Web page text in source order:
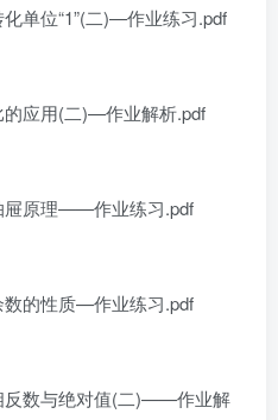
位“1”(二)—作业练习.pdf
应用(二)—作业解析.pdf
原理——作业练习.pdf
的性质—作业练习.pdf
数与绝对值(二)——作业解